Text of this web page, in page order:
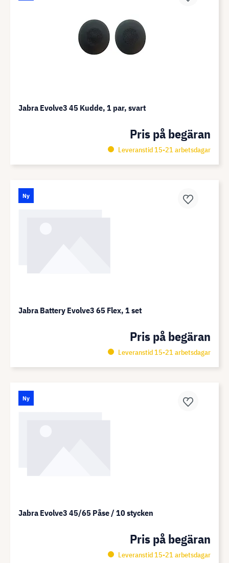
Jabra Evolve3 45 Kudde, 1 par, svart
Pris på begäran
Leveranstid 15-21 arbetsdagar
Ny
Jabra Battery Evolve3 65 Flex, 1 set
Pris på begäran
Leveranstid 15-21 arbetsdagar
Ny
Jabra Evolve3 45/65 Påse / 10 stycken
Pris på begäran
Leveranstid 15-21 arbetsdagar